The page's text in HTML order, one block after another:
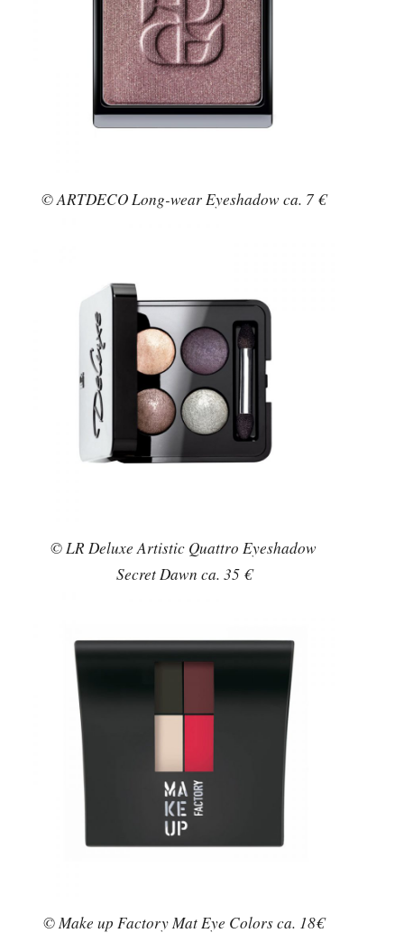
© ARTDECO Long-wear Eyeshadow ca. 7 €
© LR Deluxe Artistic Quattro Eyeshadow
Secret Dawn ca. 35 €
© Make up Factory Mat Eye Colors ca. 18€